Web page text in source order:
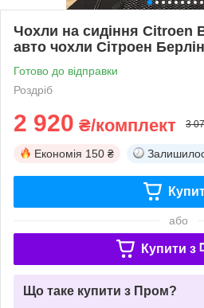
Чохли на сидіння Citroen
авто чохли Сітроен
Готово до відправки
Роздріб
2 920 ₴/комплект 3
Економія 150 ₴
або
Купити з
Що таке купити з Пром?